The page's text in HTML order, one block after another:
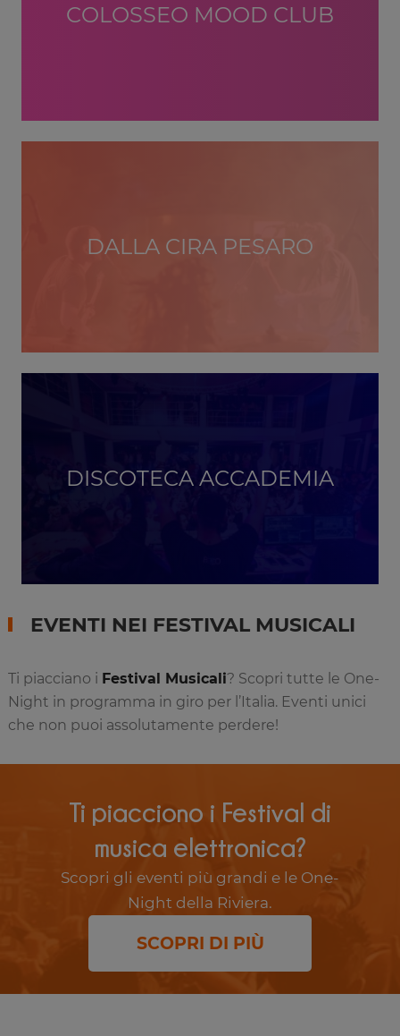
COLOSSEO MOOD CLUB
DALLA CIRA PESARO
DISCOTECA ACCADEMIA
EVENTI NEI FESTIVAL MUSICALI
Ti piacciano i Festival Musicali? Scopri tutte le One-
Night in programma in giro per l’Italia. Eventi unici
che non puoi assolutamente perdere!
Ti piacciono i Festival di
musica elettronica?
Scopri gli eventi più grandi e le One-
Night della Riviera.
SCOPRI DI PIÙ